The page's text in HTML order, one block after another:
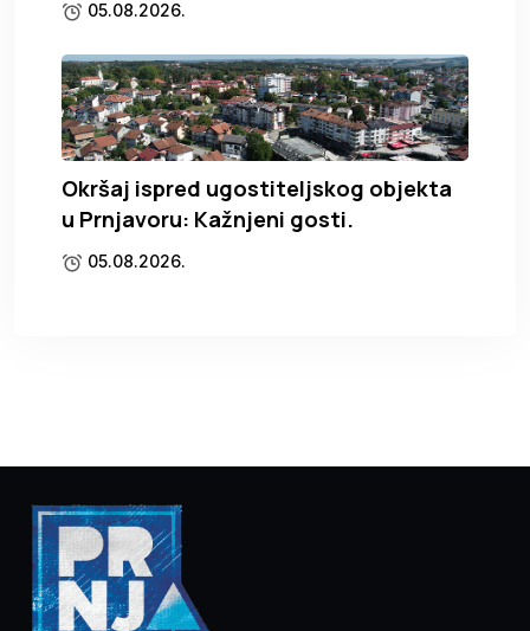
05.08.2026.
Okršaj ispred ugostiteljskog objekta
u Prnjavoru: Kažnjeni gosti.
05.08.2026.